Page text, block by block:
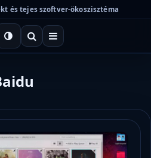
és tejes szoftver-ökoszisztéma